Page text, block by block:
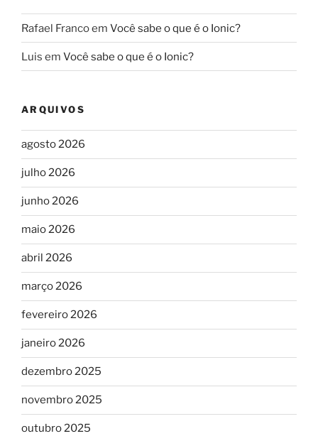
Rafael Francoem Você sabe o que é o Ionic?
Luis em Você sabe o que é o Ionic?
ARQUIVOS
agosto 2026
julho 2026
junho 2026
maio 2026
abril 2026
março 2026
fevereiro 2026
janeiro 2026
dezembro 2025
novembro 2025
outubro 2025